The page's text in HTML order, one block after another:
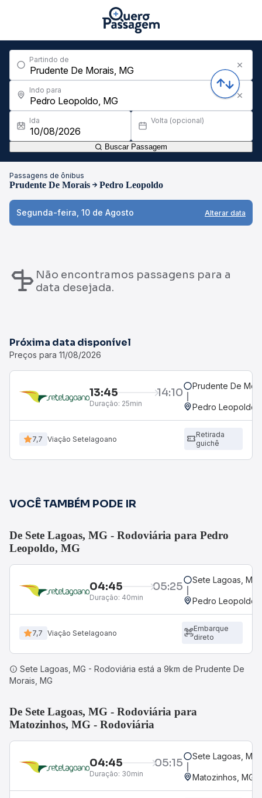
Partindo de
Indo para
Ida Volta (opcional)
Buscar Passagem
Passagens de ônibus
Prudente De Morais Pedro Leopoldo
Segunda-feira, 10 de Agosto Alterar data
Não encontramos passagens para a
data desejada.
Próxima data disponível
Preços para 11/08/2026
13:45 14:10
Duração: 25min
Prudente De
Pedro Leopoldo,
7,7 Viação Setelagoano
Retirada
guichê
VOCÊ TAMBÉM PODE IR
De Sete Lagoas, MG - Rodoviária para Pedro
Leopoldo, MG
04:45 05:25
Duração: 40min
Sete Lagoas,
Pedro Leopoldo,
7,7 Viação Setelagoano
Embarque
direto
Sete Lagoas, MG - Rodoviária está a 9km de Prudente De
Morais, MG
De Sete Lagoas, MG - Rodoviária para
Matozinhos, MG - Rodoviária
04:45 05:15
Duração: 30min
Sete Lagoas,
Matozinhos, MG